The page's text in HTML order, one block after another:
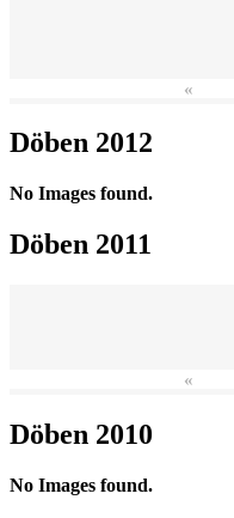
«
Döben 2012
No Images found.
Döben 2011
«
Döben 2010
No Images found.